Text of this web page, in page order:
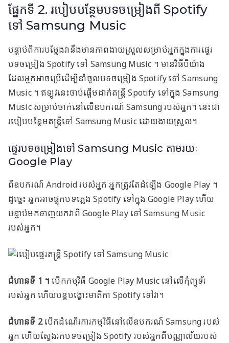
ផ្នែកទី 2. របៀបបន្ថែមបទចម្រៀងពី Spotify
ទៅ Samsung Music
បន្ទាប់​ពី​ការ​បម្លែង​វា​នឹង​មាន​ភាព​ងាយ​ស្រួល​សម្រាប់​អ្នក​ក្នុង​ការ​ផ្ទេរ​
បទ​ចម្រៀង Spotify ទៅ Samsung Music ។ មានវិធីបីយ៉ាង
ដែលអ្នកអាចប្រើដើម្បីនាំចូលបទចម្រៀង Spotify ទៅ Samsung
Music ។ ឥឡូវនេះចាប់ផ្តើមដាក់តន្ត្រី Spotify ទៅក្នុង Samsung
Music សម្រាប់ចាក់នៅលើឧបករណ៍ Samsung របស់អ្នក។ នេះជា
របៀបបន្ថែមតន្ត្រីទៅ Samsung Music ដោយងាយស្រួល។
ផ្ទេរបទចម្រៀងទៅ Samsung Music តាមរយៈ
Google Play
ពីឧបករណ៍ Android របស់អ្នក អ្នកត្រូវតែដំឡើង Google Play ។
ដូច្នេះ អ្នកអាចផ្ទុកបទភ្លេង Spotify ទៅក្នុង Google Play ហើយ
បន្ទាប់មកទាញយកវាពី Google Play ទៅ Samsung Music
របស់អ្នក។
ជំហានទី 1 ។ បើកកម្មវិធី Google Play Music នៅលើកុំព្យូទ័រ
របស់អ្នក ហើយបន្តបង្ហោះមាតិកា Spotify ទៅវា។
ជំហានទី 2បើកដំណើរការកម្មវិធីនៅលើឧបករណ៍ Samsung របស់
អ្នក ហើយស្វែងរកបទចម្រៀង Spotify របស់អ្នកពីបណ្ណាល័យរបស់